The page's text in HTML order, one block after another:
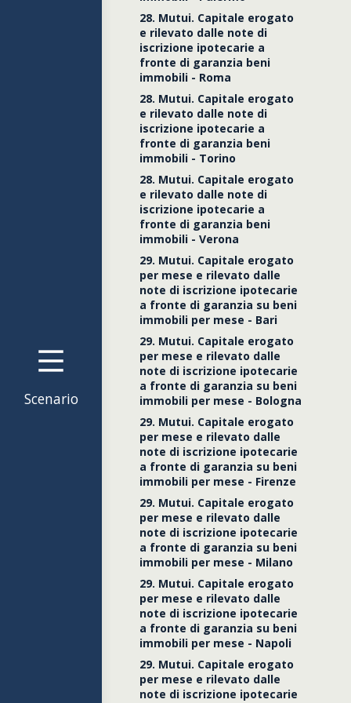
Scenario
Dati
Mutui
società
28. Mutui. Capitale erogato
e rilevato dalle note di
iscrizione ipotecarie a
fronte di garanzia beni
immobili - Roma
28. Mutui. Capitale erogato
e rilevato dalle note di
iscrizione ipotecarie a
fronte di garanzia beni
immobili - Torino
28. Mutui. Capitale erogato
e rilevato dalle note di
iscrizione ipotecarie a
fronte di garanzia beni
immobili - Verona
29. Mutui. Capitale erogato
per mese e rilevato dalle
note di iscrizione ipotecarie
a fronte di garanzia su beni
immobili per mese - Bari
29. Mutui. Capitale erogato
per mese e rilevato dalle
note di iscrizione ipotecarie
a fronte di garanzia su beni
immobili per mese - Bologna
29. Mutui. Capitale erogato
per mese e rilevato dalle
note di iscrizione ipotecarie
a fronte di garanzia su beni
immobili per mese - Firenze
29. Mutui. Capitale erogato
per mese e rilevato dalle
note di iscrizione ipotecarie
a fronte di garanzia su beni
immobili per mese - Milano
29. Mutui. Capitale erogato
per mese e rilevato dalle
note di iscrizione ipotecarie
a fronte di garanzia su beni
immobili per mese - Napoli
29. Mutui. Capitale erogato
per mese e rilevato dalle
note di iscrizione ipotecarie